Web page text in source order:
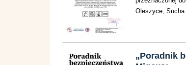
Oleszyce,
„Poradnik